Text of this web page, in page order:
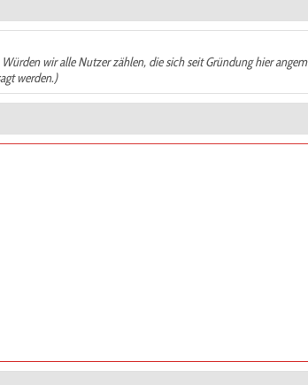
wir alle Nutzer zählen, die sich seit Gründung hier
werden.)